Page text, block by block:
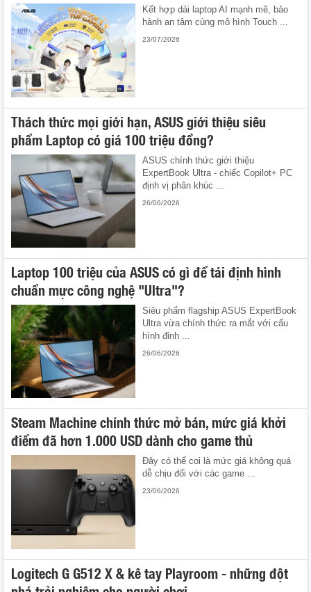
Kết hợp dải laptop AI mạnh mẽ, bảo
hành an tâm cùng mô hình Touch ...
23/07/2026
Thách thức mọi giới hạn, ASUS giới thiệu siêu
phẩm Laptop có giá 100 triệu đồng?
ASUS chính thức giới thiệu
ExpertBook Ultra - chiếc Copilot+ PC
định vị phân khúc ...
26/06/2026
Laptop 100 triệu của ASUS có gì để tái định hình
chuẩn mực công nghệ "Ultra"?
Siêu phẩm flagship ASUS ExpertBook
Ultra vừa chính thức ra mắt với cấu
hình đỉnh ...
26/06/2026
Steam Machine chính thức mở bán, mức giá khởi
điểm đã hơn 1.000 USD dành cho game thủ
Đây có thể coi là mức giá không quá
dễ chịu đối với các game ...
23/06/2026
Logitech G G512 X & kê tay Playroom - những đột